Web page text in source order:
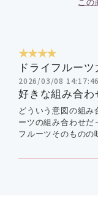
この
★★★★
ドライフルーツ
2026/03/08 14:17:46
好きな組み合わ
どういう意図の組
ーツの組み合わせだ
フルーツそのものの